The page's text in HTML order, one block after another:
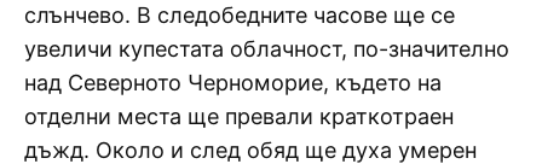
слънчево. В следобедните часове ще се
увеличи купестата облачност, по-значително
над Северното Черноморие, където на
отделни места ще превали краткотраен
дъжд. Около и след обяд ще духа умерен